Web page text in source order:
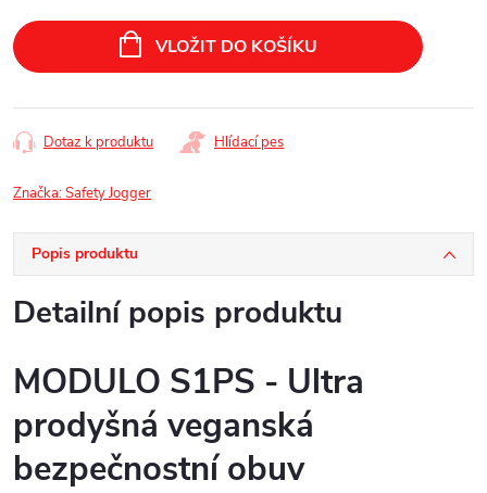
cena:
VLOŽIT DO KOŠÍKU
Dotaz k produktu Hlídací pes
Značka:Safety Jogger
Popis produktu
Detailní popis produktu
MODULO S1PS - Ultra
prodyšná veganská
bezpečnostní obuv